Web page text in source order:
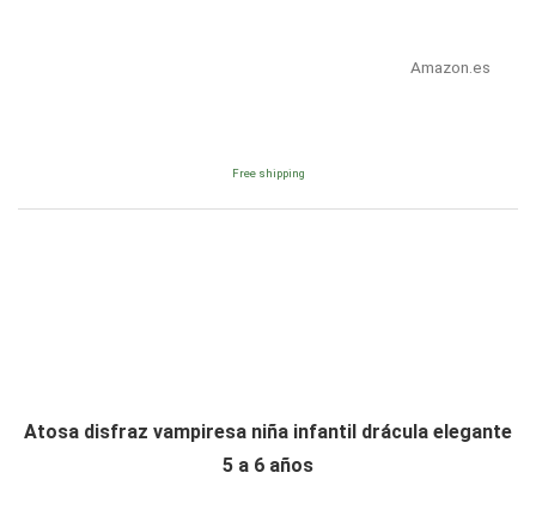
Amazon.es
Free shipping
Atosa disfraz vampiresa niña infantil drácula elegante
5 a 6 años